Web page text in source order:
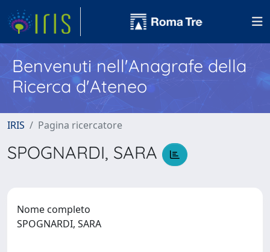
Benvenuti nell'Anagrafe della
Ricerca d'Ateneo
IRIS Pagina ricercatore
SPOGNARDI, SARA
Nome completo
SPOGNARDI, SARA